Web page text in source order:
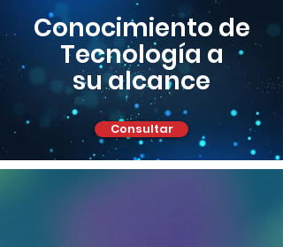
Conocimiento de
Tecnología a
su alcance
Consultar